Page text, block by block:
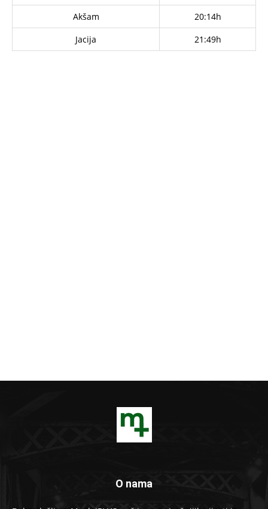
Akšam
20:14h
Jacija
21:49h
O nama